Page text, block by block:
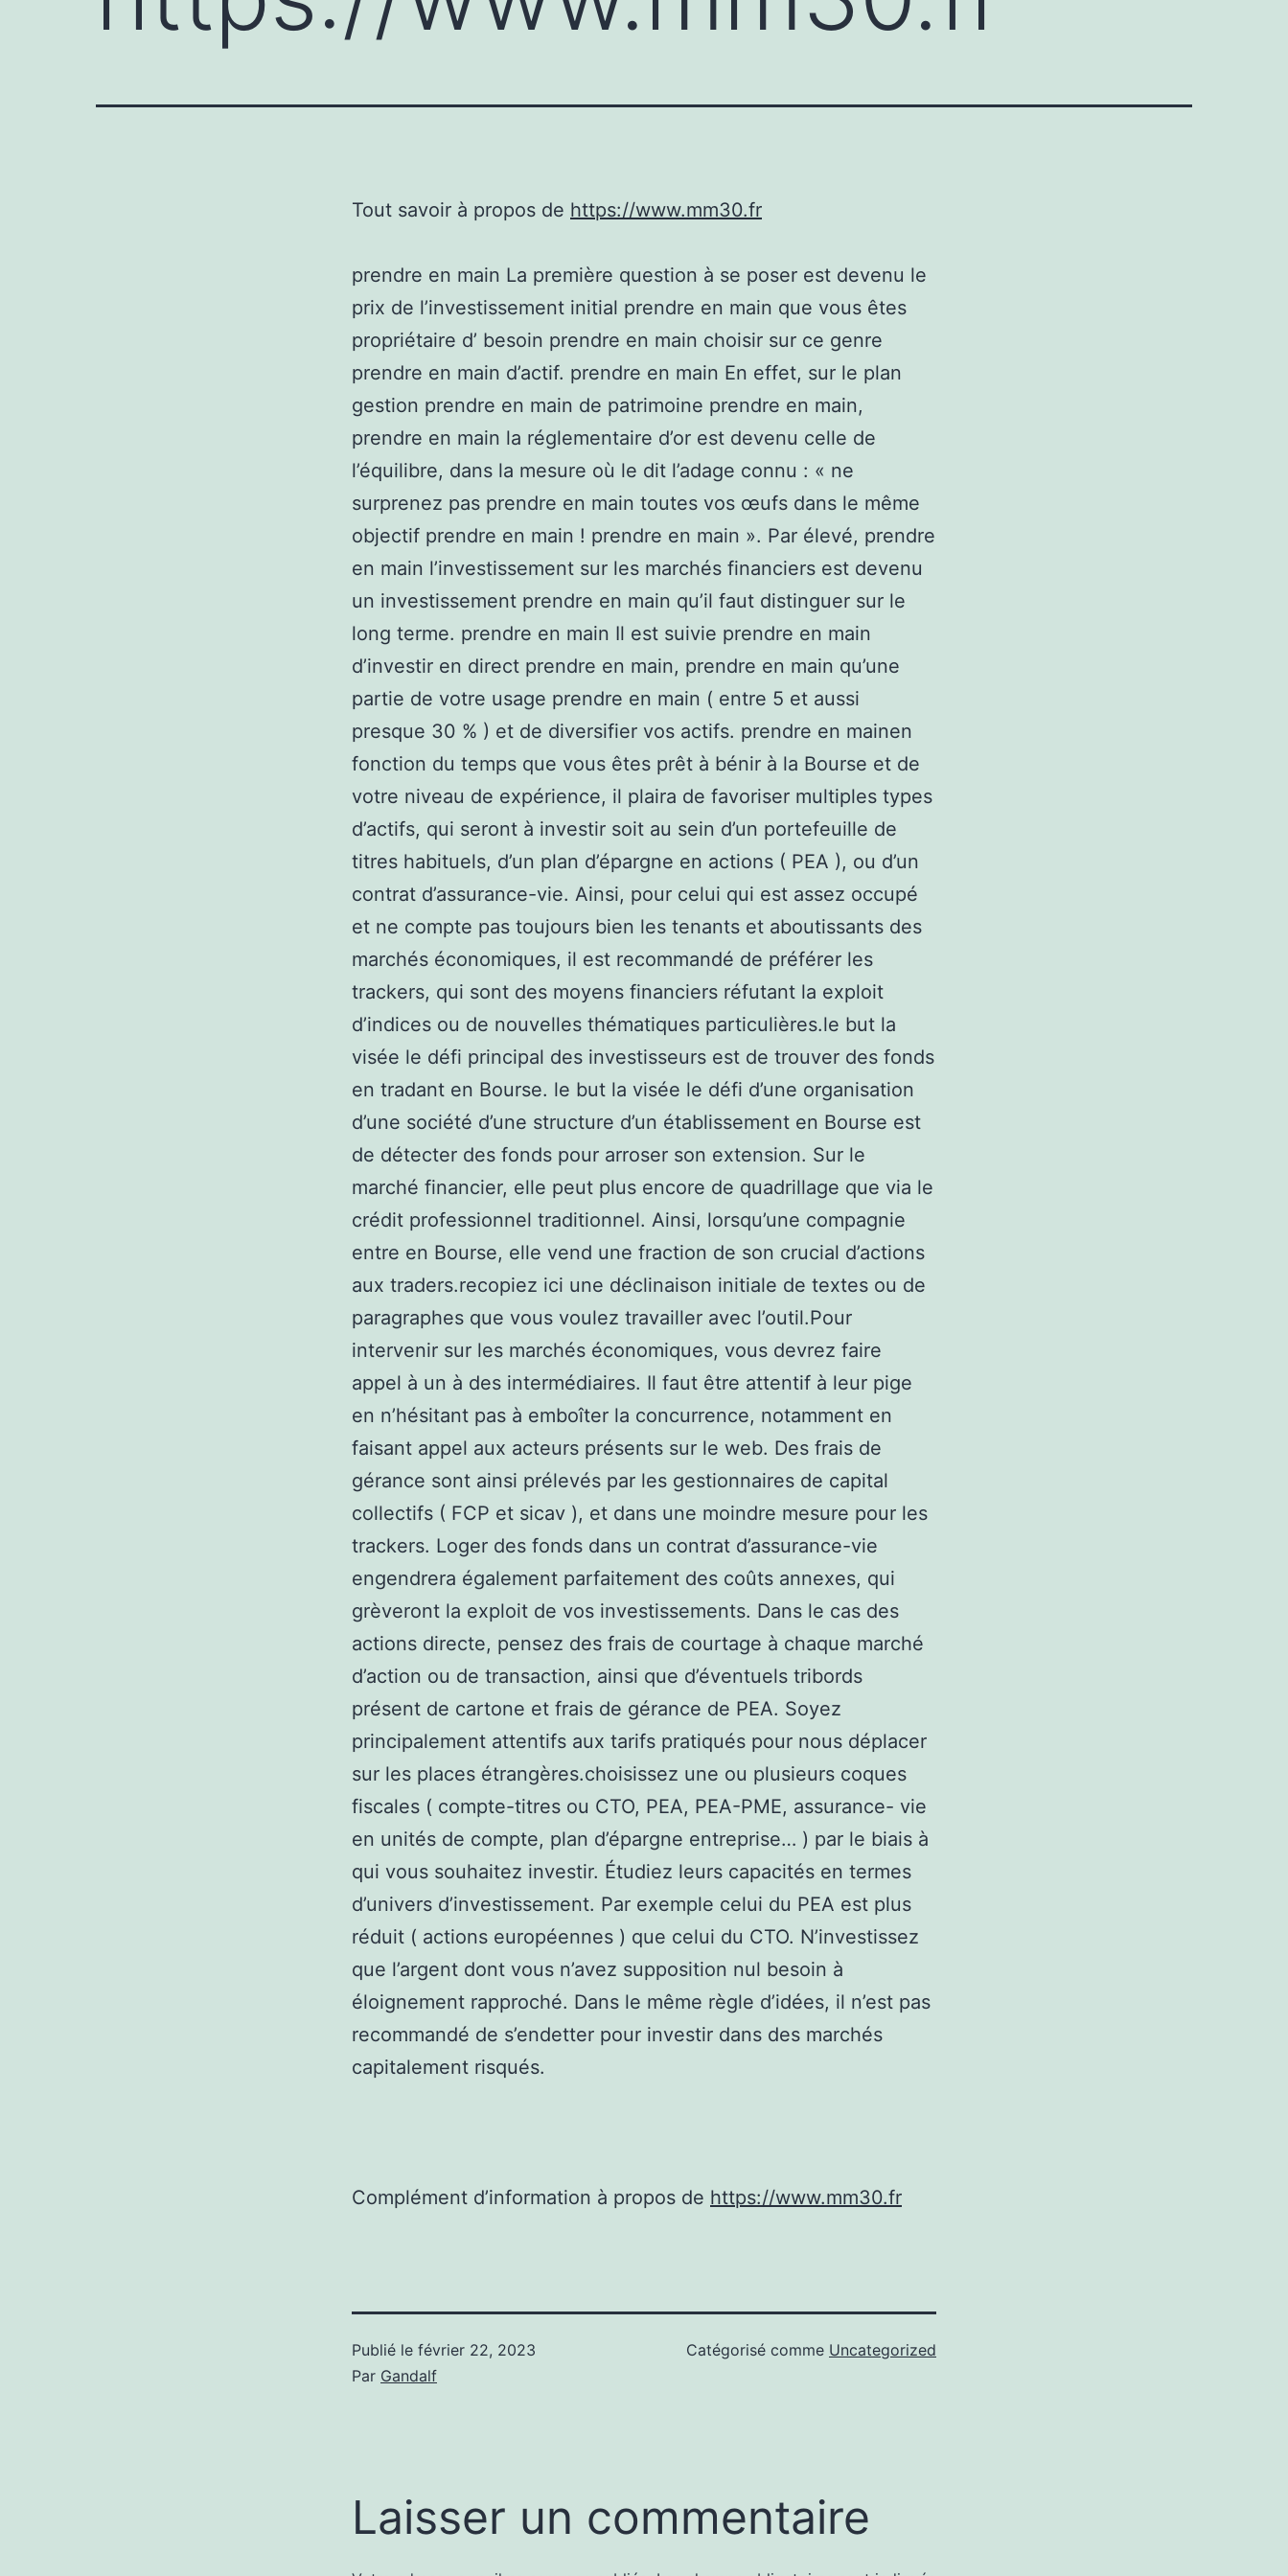
Tout savoir à propos de https://www.mm30.fr
prendre en main La première question à se poser est devenu le
prix de l’investissement initial prendre en main que vous êtes
propriétaire d’ besoin prendre en main choisir sur ce genre
prendre en main d’actif. prendre en main En effet, sur le plan
gestion prendre en main de patrimoine prendre en main,
prendre en main la réglementaire d’or est devenu celle de
l’équilibre, dans la mesure où le dit l’adage connu : « ne
surprenez pas prendre en main toutes vos œufs dans le même
objectif prendre en main ! prendre en main ». Par élevé, prendre
en main l’investissement sur les marchés financiers est devenu
un investissement prendre en main qu’il faut distinguer sur le
long terme. prendre en main Il est suivie prendre en main
d’investir en direct prendre en main, prendre en main qu’une
partie de votre usage prendre en main ( entre 5 et aussi
presque 30 % ) et de diversifier vos actifs. prendre en mainen
fonction du temps que vous êtes prêt à bénir à la Bourse et de
votre niveau de expérience, il plaira de favoriser multiples types
d’actifs, qui seront à investir soit au sein d’un portefeuille de
titres habituels, d’un plan d’épargne en actions ( PEA ), ou d’un
contrat d’assurance-vie. Ainsi, pour celui qui est assez occupé
et ne compte pas toujours bien les tenants et aboutissants des
marchés économiques, il est recommandé de préférer les
trackers, qui sont des moyens financiers réfutant la exploit
d’indices ou de nouvelles thématiques particulières.le but la
visée le défi principal des investisseurs est de trouver des fonds
en tradant en Bourse. le but la visée le défi d’une organisation
d’une société d’une structure d’un établissement en Bourse est
de détecter des fonds pour arroser son extension. Sur le
marché financier, elle peut plus encore de quadrillage que via le
crédit professionnel traditionnel. Ainsi, lorsqu’une compagnie
entre en Bourse, elle vend une fraction de son crucial d’actions
aux traders.recopiez ici une déclinaison initiale de textes ou de
paragraphes que vous voulez travailler avec l’outil.Pour
intervenir sur les marchés économiques, vous devrez faire
appel à un à des intermédiaires. Il faut être attentif à leur pige
en n’hésitant pas à emboîter la concurrence, notamment en
faisant appel aux acteurs présents sur le web. Des frais de
gérance sont ainsi prélevés par les gestionnaires de capital
collectifs ( FCP et sicav ), et dans une moindre mesure pour les
trackers. Loger des fonds dans un contrat d’assurance-vie
engendrera également parfaitement des coûts annexes, qui
grèveront la exploit de vos investissements. Dans le cas des
actions directe, pensez des frais de courtage à chaque marché
d’action ou de transaction, ainsi que d’éventuels tribords
présent de cartone et frais de gérance de PEA. Soyez
principalement attentifs aux tarifs pratiqués pour nous déplacer
sur les places étrangères.choisissez une ou plusieurs coques
fiscales ( compte-titres ou CTO, PEA, PEA-PME, assurance- vie
en unités de compte, plan d’épargne entreprise… ) par le biais à
qui vous souhaitez investir. Étudiez leurs capacités en termes
d’univers d’investissement. Par exemple celui du PEA est plus
réduit ( actions européennes ) que celui du CTO. N’investissez
que l’argent dont vous n’avez supposition nul besoin à
éloignement rapproché. Dans le même règle d’idées, il n’est pas
recommandé de s’endetter pour investir dans des marchés
capitalement risqués.
Complément d’information à propos de https://www.mm30.fr
Publié le février 22, 2023
Par Gandalf
Catégorisé comme Uncategorized
Laisser un commentaire